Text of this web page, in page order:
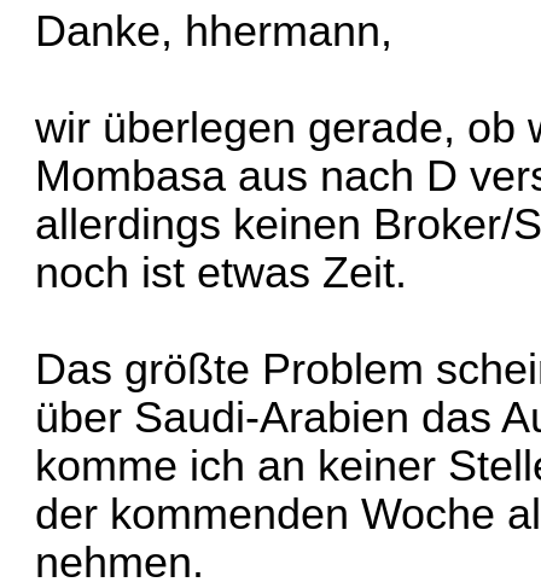
Danke, hhermann,
wir überlegen gerade, ob
Mombasa aus nach D
allerdings keinen Broker/
noch ist etwas Zeit.
Das größte Problem
über Saudi-Arabien das
komme ich an keiner
der kommenden Woche
nehmen.